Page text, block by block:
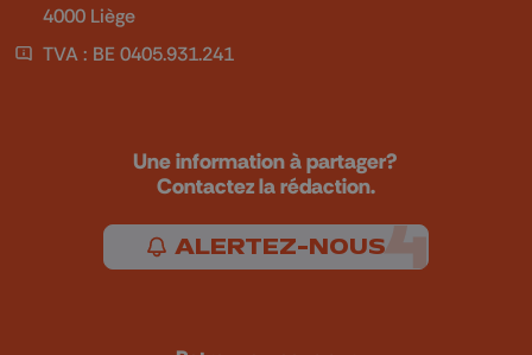
4000 Liège
TVA : BE 0405.931.241
Une information à partager?
Contactez la rédaction.
ALERTEZ-NOUS